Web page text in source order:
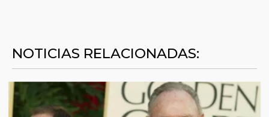
NOTICIAS RELACIONADAS: